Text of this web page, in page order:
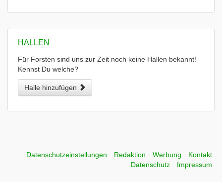
HALLEN
Für Forsten sind uns zur Zeit noch keine Hallen bekannt!
Kennst Du welche?
Halle hinzufügen
Datenschutzeinstellungen Redaktion Werbung
Kontakt
Datenschutz
Impressum